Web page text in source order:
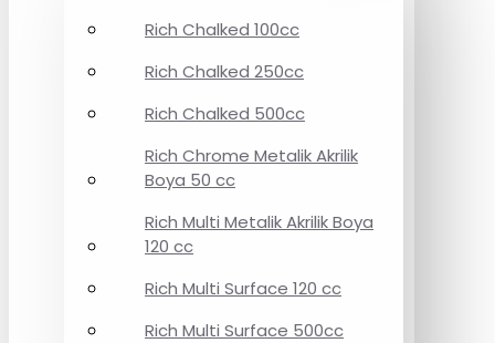
Rich Chalked 100cc
Rich Chalked 250cc
Rich Chalked 500cc
Rich Chrome Metalik Akrilik
Boya 50 cc
Rich Multi Metalik Akrilik Boya
120 cc
Rich Multi Surface 120 cc
Rich Multi Surface 500cc